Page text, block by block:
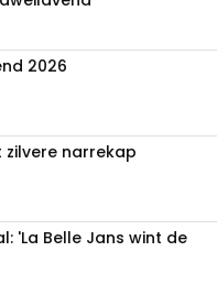
2026
narrekap
'La Belle Jans wint de